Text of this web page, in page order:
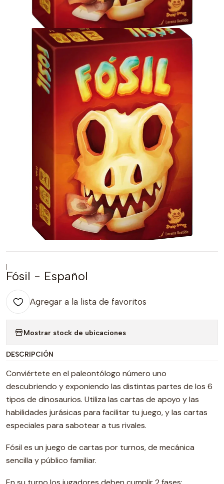
|
Fósil - Español
Agregar a la lista de favoritos
Mostrar stock de ubicaciones
DESCRIPCIÓN
Conviértete en el paleontólogo número uno
descubriendo y exponiendo las distintas partes de los 6
tipos de dinosaurios. Utiliza las cartas de apoyo y las
habilidades jurásicas para facilitar tu juego, y las cartas
especiales para sabotear a tus rivales.
Fósil es un juego de cartas por turnos, de mecánica
sencilla y público familiar.